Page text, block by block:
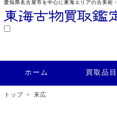
愛知県名古屋市を中心に東海エリアの古美術
ホーム 買取品目
トップ 末広